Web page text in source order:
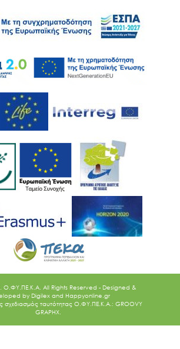
O.ΦΥ.ΠΕ.Κ.Α. All Rights Reserved - Designed &
by Digilex and Happyonline.gr
σχεδιασμός ταυτότητας Ο.ΦΥ.ΠΕ.Κ.Α.: GROOVY
GRAPHX.